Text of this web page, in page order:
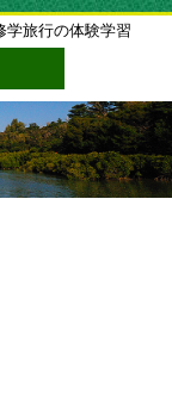
学旅行の体験学習